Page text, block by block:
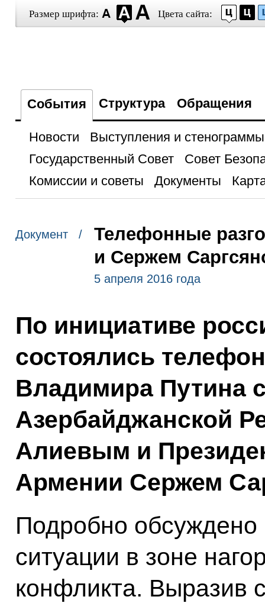
Размер шрифта: Цвета сайта:
События Структура Обращения
Новости
Выступления и стенограммы
Государственный Совет
Совет
Комиссии и советы
Документы
Документ /
Телефонные
и Сержем
5 апреля 2016 года
По инициативе
состоялись
Владимира Путина
Азербайджанской
Алиевым и
Армении Сержем
Подробно обсуждено
ситуации в зоне
конфликта. Выразив